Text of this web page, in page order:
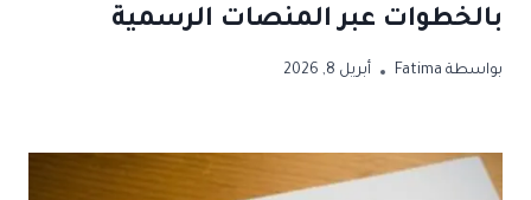
بالخطوات عبر المنصات الرسمية
بواسطة Fatima أبريل 8, 2026